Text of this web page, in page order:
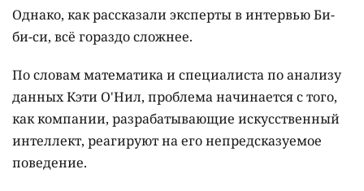
Однако, как рассказали эксперты в интервью Би-
би-си, всё гораздо сложнее.
По словам математика и специалиста по анализу
данных Кэти О'Нил, проблема начинается с того,
как компании, разрабатывающие искусственный
интеллект, реагируют на его непредсказуемое
поведение.